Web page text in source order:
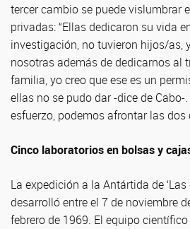
tercer cambio se puede vislumbrar
privadas: “Ellas dedicaron su vida
investigación, no tuvieron hijos/as,
nosotras además de dedicarnos al
familia, yo creo que ese es un
ellas no se pudo dar -dice de
esfuerzo, podemos afrontar las dos
Cinco laboratorios en bolsas y
La expedición a la Antártida de
desarrolló entre el 7 de noviembre
febrero de 1969. El equipo